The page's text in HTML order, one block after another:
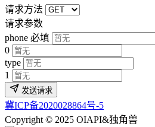
请求方法
请求参数
phone 必填
0
type
1
发送请求
冀ICP备2020028864号-5
Copyright © 2025 OIAPI&独角兽